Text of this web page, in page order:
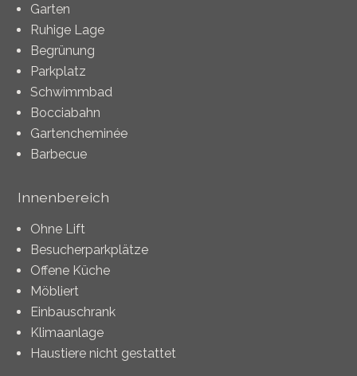
Garten
Ruhige Lage
Begrünung
Parkplatz
Schwimmbad
Bocciabahn
Gartencheminée
Barbecue
Innenbereich
Ohne Lift
Besucherparkplätze
Offene Küche
Möbliert
Einbauschrank
Klimaanlage
Haustiere nicht gestattet